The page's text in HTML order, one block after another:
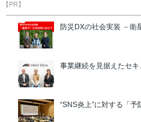
【PR】
防災DXの社会実装 －衛
事業継続を見据えたセ
“SNS炎上”に対する「